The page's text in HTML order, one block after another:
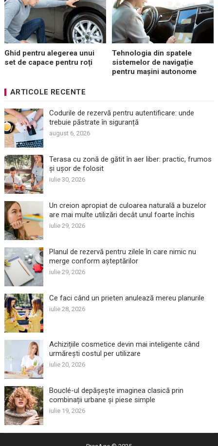
Ghid pentru alegerea unui
set de capace pentru roți
Tehnologia din spatele
sistemelor de navigație
pentru mașini autonome
ARTICOLE RECENTE
Codurile de rezervă pentru autentificare: unde
trebuie păstrate în siguranță
august 6, 2026
Terasa cu zonă de gătit în aer liber: practic, frumos
și ușor de folosit
iulie 30, 2026
Un creion apropiat de culoarea naturală a buzelor
are mai multe utilizări decât unul foarte închis
iulie 29, 2026
Planul de rezervă pentru zilele în care nimic nu
merge conform așteptărilor
iulie 29, 2026
Ce faci când un prieten anulează mereu planurile
iulie 28, 2026
Achizițiile cosmetice devin mai inteligente când
urmărești costul per utilizare
iulie 20, 2026
Bouclé-ul depășește imaginea clasică prin
combinații urbane și piese simple
iulie 19, 2026